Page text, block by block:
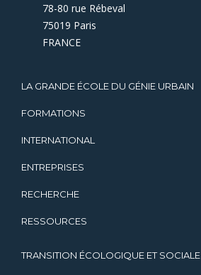
78-80 rue Rébeval
75019 Paris
FRANCE
LA GRANDE ÉCOLE DU GÉNIE URBAIN
FORMATIONS
INTERNATIONAL
ENTREPRISES
RECHERCHE
RESSOURCES
TRANSITION ÉCOLOGIQUE ET SOCIALE